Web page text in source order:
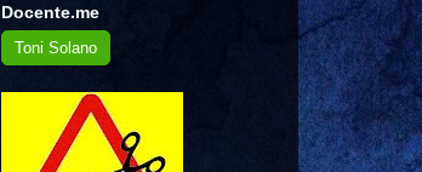
Docente.me
Toni Solano